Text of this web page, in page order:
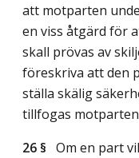
att motparten
en viss åtgärd för
skall prövas av
föreskriva att den
ställa skälig
tillfogas
26 § Om en part